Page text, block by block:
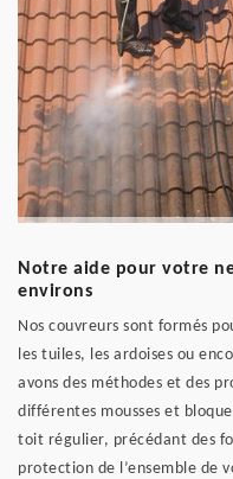
Notre aide pour votre
environs
Nos couvreurs sont formés
les tuiles, les ardoises ou
avons des méthodes et des
différentes mousses et
toit régulier, précédant des
protection de l’ensemble de